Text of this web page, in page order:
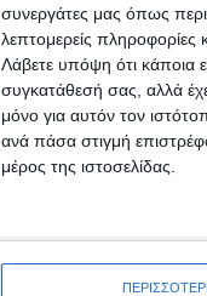
συνεργάτες μας όπως
λεπτομερείς πληροφορίες
Λάβετε υπόψη ότι κάποια
συγκατάθεσή σας, αλλά
μόνο για αυτόν τον
ανά πάσα στιγμή
μέρος της ιστοσελίδας.